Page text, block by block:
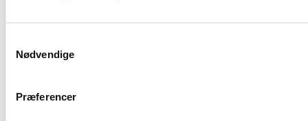
Nødvendige
Præferencer